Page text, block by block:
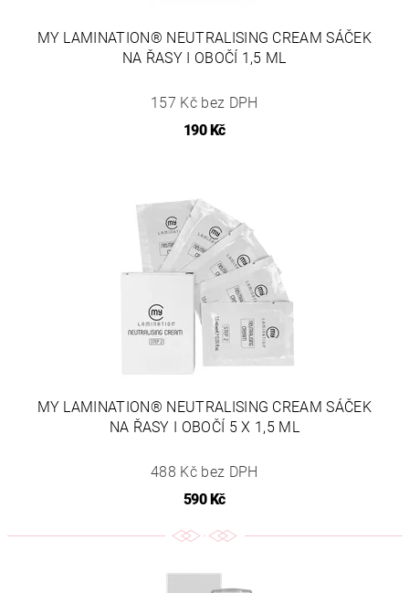
MY LAMINATION® NEUTRALISING CREAM SÁČEK
NA ŘASY I OBOČÍ 1,5 ML
157 Kč bez DPH
190 Kč
MY LAMINATION® NEUTRALISING CREAM SÁČEK
NA ŘASY I OBOČÍ 5 X 1,5 ML
488 Kč bez DPH
590 Kč